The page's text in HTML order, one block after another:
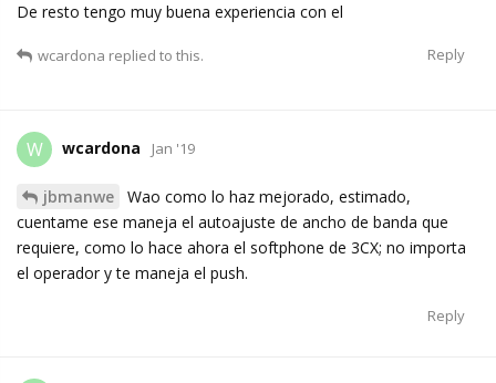
De resto tengo muy buena experiencia con el
Reply
wcardona replied to this.
W wcardona Jan '19
jbmanwe
Wao como lo haz mejorado, estimado,
cuentame ese maneja el autoajuste de ancho de banda que
requiere, como lo hace ahora el softphone de 3CX; no importa
el operador y te maneja el push.
Reply